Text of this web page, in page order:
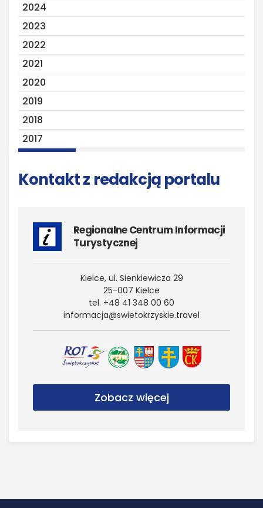
2024
2023
2022
2021
2020
2019
2018
2017
Kontakt z redakcją portalu
Regionalne Centrum Informacji
Turystycznej
Kielce, ul. Sienkiewicza 29
25-007 Kielce
tel. +48 41 348 00 60
informacja@​swietokrzyskie.​travel
Zobacz więcej